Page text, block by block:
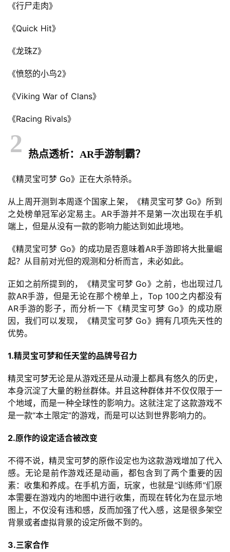
页
茶
创
游
戏
界
机
戏
机
游
休
闲
游
戏
0
2
5
第
三
金
茶
奖
《行尸走肉》
《Quick Hit》
《龙珠Z》
《愤怒的小鸟2》
《Viking War of Clans》
《Racing Rivals》
2 热点透析：AR手游制霸？
《精灵宝可梦 Go》正在大杀特杀。
从上周开测到本周逐个国家上架，《精灵宝可梦 Go》所到
之处榜单冠军必定易主。AR手游并不是第一次出现在手机
端上，但是从没有一款的影响力能达到如此境地。
《精灵宝可梦 Go》的成功是否意味着AR手游即将大批量崛
起？从目前对光但的观测和分析而言，未必如此。
正如之前所提到的，《精灵宝可梦 Go》之前，也出现过几
款AR手游，但是无论在那个榜单上，Top 100之内都没有
AR手游的影子，而分析一下《精灵宝可梦 Go》的成功原
因，我们可以发现，《精灵宝可梦 Go》拥有几项先天性的
优势。
1.精灵宝可梦和任天堂的品牌号召力
精灵宝可梦无论是从游戏还是从动漫上都具有悠久的历史，
本身沉淀了大量的粉丝群体。并且这种群体并不仅仅限于一
个地域，而是一种全球性的影响力。这就注定了这款游戏不
是一款“本土限定”的游戏，而是可以达到世界影响力的。
2.原作的设定适合被改变
不得不说，精灵宝可梦的原作设定也为这款游戏增加了代入
感。无论是前作游戏还是动画，都包含到了两个重要的因
素：收集和养成。在手机方面，玩家，也就是“训练师”们原
本需要在游戏内的地图中进行收集，而现在转化为在显示地
图上，不仅没有违和感，反而加强了代入感，这是很多架空
背景或者虚拟背景的设定所做不到的。
3.三家合作